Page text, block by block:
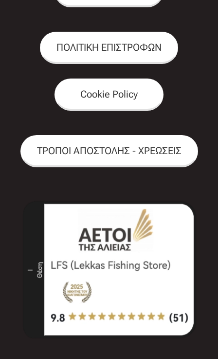
ΠΟΛΙΤΙΚΗ ΕΠΙΣΤΡΟΦΩΝ
Cookie Policy
ΤΡΟΠΟΙ ΑΠΟΣΤΟΛΗΣ - ΧΡΕΩΣΕΙΣ